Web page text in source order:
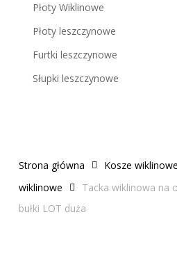
Płoty Wiklinowe
Płoty leszczynowe
Furtki leszczynowe
Słupki leszczynowe
Strona główna Kosze
wiklinowe
Tacka wiklinowa na
bułki LOT duża